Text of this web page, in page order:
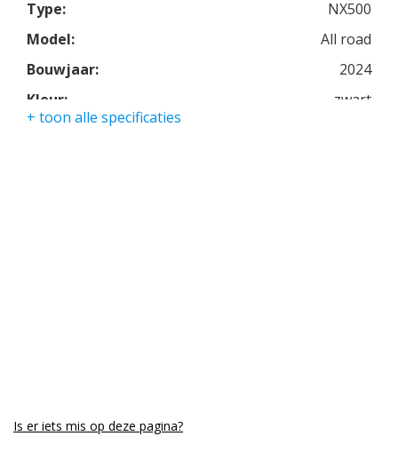
Type:
NX500
Model:
All road
Bouwjaar:
2024
Kleur:
zwart
+ toon alle specificaties
Is er iets mis op deze pagina?